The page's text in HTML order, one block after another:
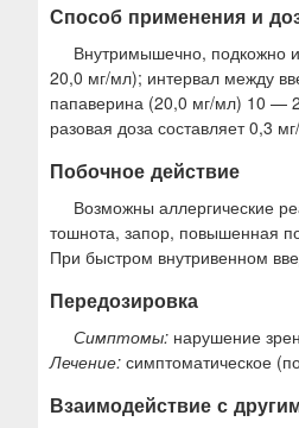
Способ применения и
Внутримышечно, подкожно
20,0 мг/мл); интервал между
папаверина (20,0 мг/мл) 10 —
разовая доза составляет 0,3
Побочное действие
Возможны аллергические
тошнота, запор, повышенная
При быстром внутривенном
Передозировка
Симптомы: нарушение
Лечение: симптоматическое
Взаимодействие с